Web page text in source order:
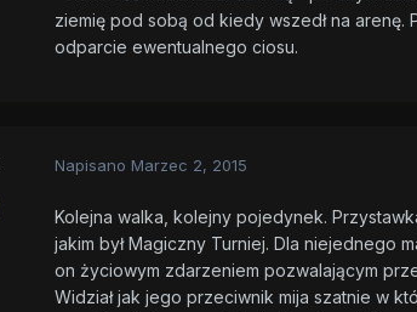
ziemię pod sobą od kiedy wszedł na arenę.
odparcie ewentualnego ciosu.
Napisano Marzec 2, 2015
Kolejna walka, kolejny pojedynek.
jakim był Magiczny Turniej. Dla niejednego
on życiowym zdarzeniem pozwalającym
Widział jak jego przeciwnik mija szatnie w